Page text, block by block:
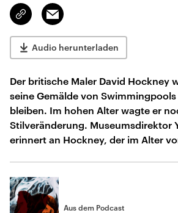
Link
kopieren/teilen
Email
Audio herunterladen
Der britische Maler David Hockney
seine Gemälde von
bleiben. Im hohen Alter wagte er
Stilveränderung. Museumsdirektor
erinnert an Hockney, der im Alter
Aus dem Podcast